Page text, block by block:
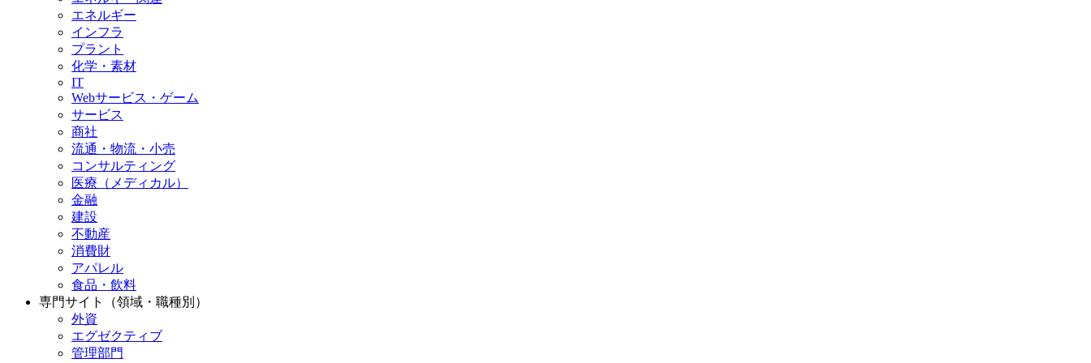
エネルギー
インフラ
プラント
化学・素材
IT
Webサービス・ゲーム
サービス
商社
流通・物流・小売
コンサルティング
医療（メディカル）
金融
建設
不動産
消費財
アパレル
食品・飲料
専門サイト（領域・職種別）
外資
エグゼクティブ
管理部門